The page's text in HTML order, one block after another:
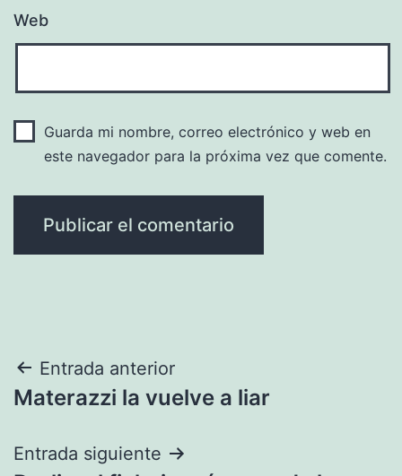
Web
Guarda mi nombre, correo electrónico y web en
este navegador para la próxima vez que comente.
Navegación
de
entradas
Entrada anterior
Materazzi la vuelve a liar
Entrada siguiente